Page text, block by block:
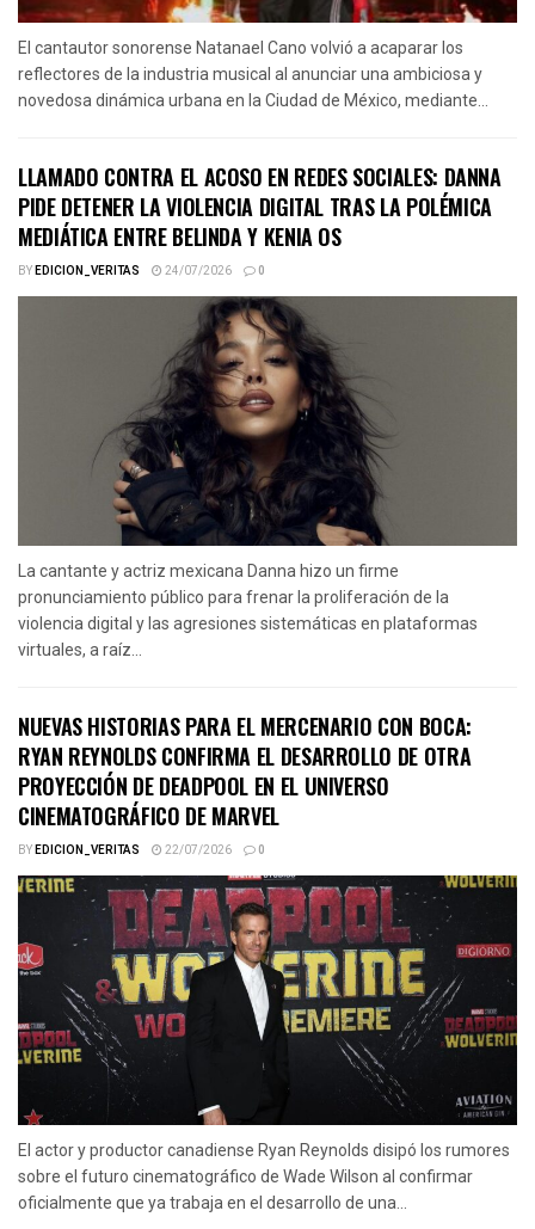
El cantautor sonorense Natanael Cano volvió a acaparar los
reflectores de la industria musical al anunciar una ambiciosa y
novedosa dinámica urbana en la Ciudad de México, mediante...
LLAMADO CONTRA EL ACOSO EN REDES SOCIALES: DANNA
PIDE DETENER LA VIOLENCIA DIGITAL TRAS LA POLÉMICA
MEDIÁTICA ENTRE BELINDA Y KENIA OS
BYEDICION_VERITAS 24/07/2026 0
La cantante y actriz mexicana Danna hizo un firme
pronunciamiento público para frenar la proliferación de la
violencia digital y las agresiones sistemáticas en plataformas
virtuales, a raíz...
NUEVAS HISTORIAS PARA EL MERCENARIO CON BOCA:
RYAN REYNOLDS CONFIRMA EL DESARROLLO DE OTRA
PROYECCIÓN DE DEADPOOL EN EL UNIVERSO
CINEMATOGRÁFICO DE MARVEL
BYEDICION_VERITAS 22/07/2026 0
El actor y productor canadiense Ryan Reynolds disipó los rumores
sobre el futuro cinematográfico de Wade Wilson al confirmar
oficialmente que ya trabaja en el desarrollo de una...